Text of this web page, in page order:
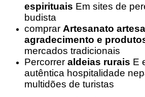
espirituais Em sites de
budista
comprar Artesanato
agradecimento e
mercados tradicionais
Percorrer aldeias rurais E
autêntica hospitalidade
multidões de turistas